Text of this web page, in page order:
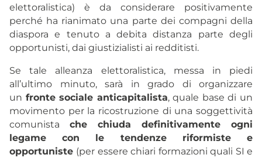
elettoralistica) è da considerare positivamente
perché ha rianimato una parte dei compagni della
diaspora e tenuto a debita distanza parte degli
opportunisti, dai giustizialisti ai redditisti.
Se tale alleanza elettoralistica, messa in piedi
all’ultimo minuto, sarà in grado di organizzare
un fronte sociale anticapitalista, quale base di un
movimento per la ricostruzione di una soggettività
comunista che chiuda definitivamente ogni
legame con le tendenze riformiste e
opportuniste (per essere chiari formazioni quali SI e